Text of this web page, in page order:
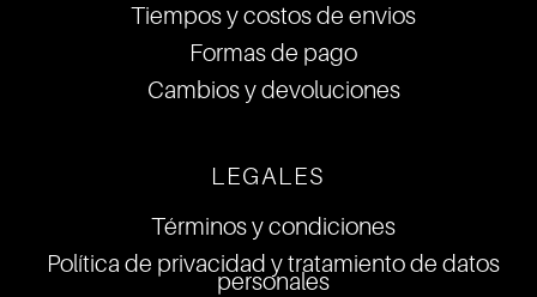
Tiempos y costos de envios
Formas de pago
Cambios y devoluciones
LEGALES
Términos y condiciones
Política de privacidad y tratamiento de datos
personales